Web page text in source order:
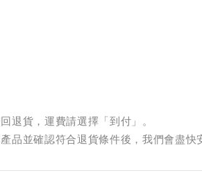
退貨，運費請選擇「到付」。
品並確認符合退貨條件後，我們會盡